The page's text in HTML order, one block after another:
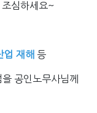
심하세요~
업 재해 등
공인노무사님께